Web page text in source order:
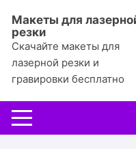
содержимому
Макеты для
резки
Скачайте макеты для
лазерной резки и
гравировки бесплатно